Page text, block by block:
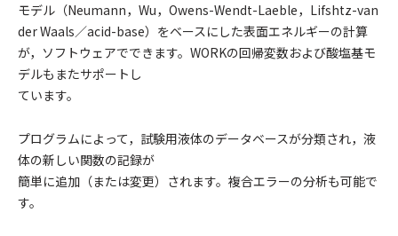
モデル（Neumann，Wu，Owens-Wendt-Laeble，Lifshtz-van
der Waals／acid-base）をベースにした表面エネルギーの計算
が，ソフトウェアでできます。WORKの回帰変数および酸塩基モ
デルもまたサポートし
ています。
プログラムによって，試験用液体のデータベースが分類され，液
体の新しい関数の記録が
簡単に追加（または変更）されます。複合エラーの分析も可能で
す。